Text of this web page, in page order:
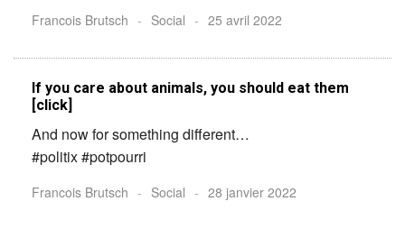
Francois Brutsch - Social - 25 avril 2022
If you care about animals, you should eat them
[click]
And now for something different…
#politix #potpourri
Francois Brutsch - Social - 28 janvier 2022